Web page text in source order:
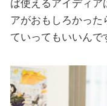
ば使えるアイディ
アがおもしろかった
ていってもいいんで